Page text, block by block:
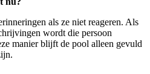
als ze niet reageren. Als
wordt die persoon
manier blijft de pool alleen gevuld